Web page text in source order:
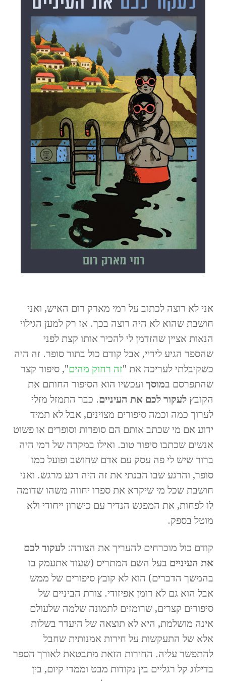
אני לא רוצה לכתוב על רמי מארק רום האיש, ואני
חושבת שהוא לא היה רוצה בכך. אז רק למען הגילוי
הנאות אציין שהזדמן לי להכיר אותו קצת לפני
שהספר הגיע לידיי, אבל קודם כול בתור סופר. זה היה
כשקיבלתי לעריכה את "זה רחוק מהים", סיפור קצר
שהתפרסם במוסך ועכשיו הוא הסיפור החותם את
הקובץ לעקור לכם את העיניים. כבר התמזל מזלי
לערוך כמה וכמה סיפורים מצוינים, אבל לא תמיד
ידוע אם מי שכתב אותם הם סופרות וסופרים או פשוט
אנשים שכתבו סיפור טוב. ואילו במקרה של רמי היה
ברור שיש לי פה עסק עם אדם שחושב ופועל כמו
סופר, והרגע שבו הבנתי את זה היה רגע מרגש. ואני
חושבת שכל מי שיקרא את ספרו יחווה משהו שדומה
לו לפחות, את המפגש הנדיר עם כישרון ייחודי ולא
מוטל בספק.
קודם כול מוכרחים להעריך את הצורה: לעקור לכם
את העיניים בעל השם המתריס (שעוד אתעמק בו
בהמשך הדברים) הוא לא קובץ סיפורים של ממש
אבל הוא גם לא רומן אפיזודי. צורת הביניים של
סיפורים קצרים, שרומזים לתמונה שלמה שלעולם
אינה מושלמת, היא לא תוצאה של היעדר בשלות
אלא של התעקשות על חירות אמנותית שחבל
להתפשר עליה. החירות הזאת מתבטאת לאורך הספר
בדילוג קל רגליים בין נקודות מבט וממדי קיום, בין